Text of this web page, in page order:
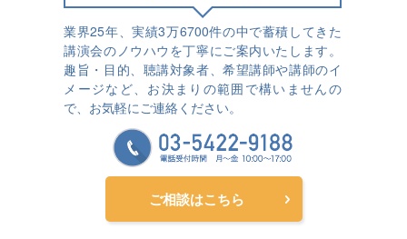
業界25年、実績3万6700件の中で蓄積してきた
講演会のノウハウを丁寧にご案内いたします。
趣旨・目的、聴講対象者、希望講師や講師のイ
メージなど、お決まりの範囲で構いませんの
で、お気軽にご連絡ください。
ご相談はこちら